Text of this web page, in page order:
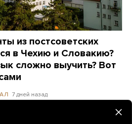
из постсоветских
в Чехию и Словакию?
сложно выучить? Вот
7 дней назад